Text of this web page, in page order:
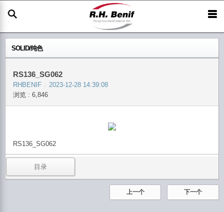
SOLID/纯色
RS136_SG062
RHBENIF
2023-12-28 14:39:08
浏览 : 6,846
RS136_SG062
目录
上一个 下一个